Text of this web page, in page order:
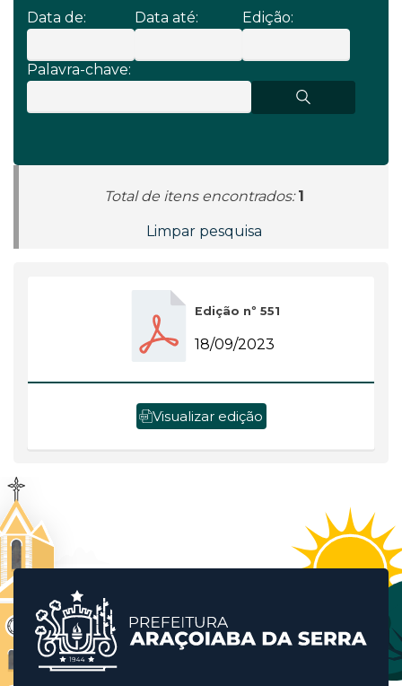
Data de: Data até: Edição:
Palavra-chave:
Total de itens encontrados: 1
Limpar pesquisa
Edição nº 551
18/09/2023
Visualizar edição